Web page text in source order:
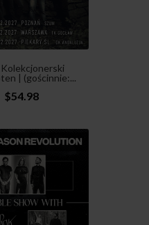
| (gościnnie:...
$54.98